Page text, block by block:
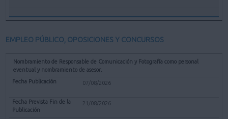
EMPLEO PÚBLICO, OPOSICIONES Y CONCURSOS
Nombramiento de Responsable de Comunicación y Fotografía como personal
eventual y nombramiento de asesor.
07/08/2026
21/08/2026